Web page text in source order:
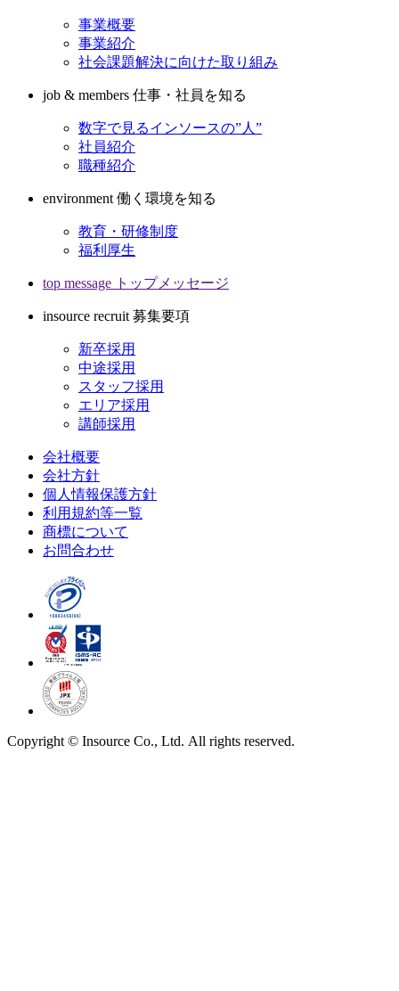
事業概要
事業紹介
社会課題解決に向けた取り組み
job & members 仕事・社員を知る
数字で見るインソースの”人”
社員紹介
職種紹介
environment 働く環境を知る
教育・研修制度
福利厚生
top message トップメッセージ
insource recruit 募集要項
新卒採用
中途採用
スタッフ採用
エリア採用
講師採用
会社概要
会社方針
個人情報保護方針
利用規約等一覧
商標について
お問合わせ
Copyright © Insource Co., Ltd. All rights reserved.